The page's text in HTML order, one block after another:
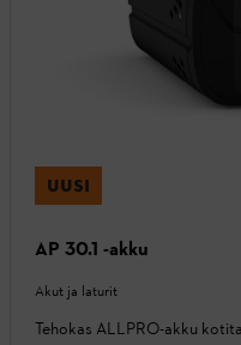
UUSI
AP 30.1 -akku
Akut ja laturit
Tehokas ALLPRO-akku